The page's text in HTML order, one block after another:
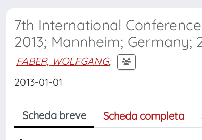
7th International
2013; Mannheim; Germany;
FABER, WOLFGANG;
2013-01-01
Scheda breve Scheda completa